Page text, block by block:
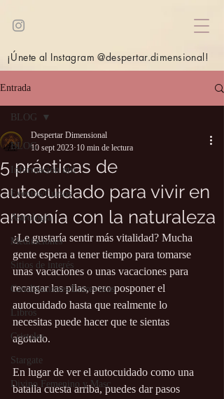
¡Únete al Instagram @despertar.dimensional!
Entrada
BLOG
Información útil
Eventos/Cursos
Astrología
Meditaciones
Sitios de interés
Canalizaciones/Entrevistas
Libros
Cristales
Stargate
Divino Femenino y Masc.
BLOG
5 prácticas de
autocuidado para vivir en
armonía con la naturaleza
Despertar Dimensional
10 sept 2023 10 min de lectura
¿Le gustaría sentir más vitalidad? Mucha
gente espera a tener tiempo para tomarse
unas vacaciones o unas vacaciones para
recargar las pilas, pero posponer el
autocuidado hasta que realmente lo
necesitas puede hacer que te sientas
agotado.
En lugar de ver el autocuidado como una
batalla cuesta arriba, puedes dar pasos